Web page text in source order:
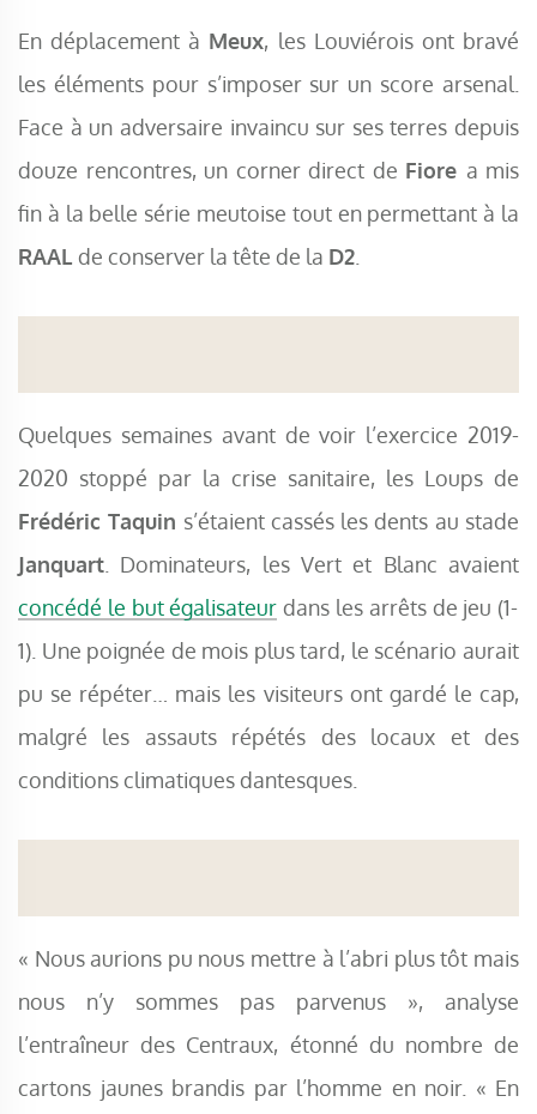
En déplacement à Meux, les Louviérois ont bravé
les éléments pour s’imposer sur un score arsenal.
Face à un adversaire invaincu sur ses terres depuis
douze rencontres, un corner direct de Fiore a mis
fin à la belle série meutoise tout en permettant à la
RAAL de conserver la tête de la D2
Quelques semaines avant de voir l’exercice 2019-
2020 stoppé par la crise sanitaire, les Loups de
Frédéric Taquin s’étaient cassés les dents au stade
Janquart . Dominateurs, les Vert et Blanc avaient
concédé le but égalisateur dans les arrêts de jeu (1-
1). Une poignée de mois plus tard, le scénario aurait
pu se répéter… mais les visiteurs ont gardé le cap,
malgré les assauts répétés des locaux et des
conditions climatiques dantesques.
« Nous aurions pu nous mettre à l’abri plus tôt mais
nous n’y sommes pas parvenus », analyse
l’entraîneur des Centraux, étonné du nombre de
cartons jaunes brandis par l’homme en noir. « En